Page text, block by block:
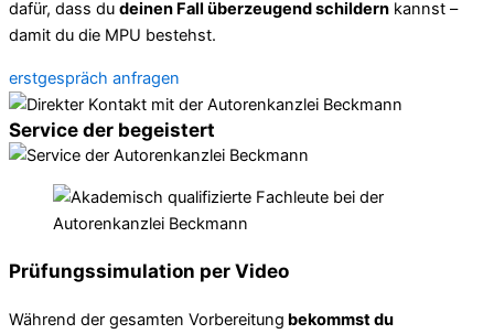
dafür, dass du deinen Fall überzeugend schildern kannst –
damit du die MPU bestehst.
erstgespräch anfragen
Service der begeistert
Prüfungssimulation per Video
Während der gesamten Vorbereitung bekommst du